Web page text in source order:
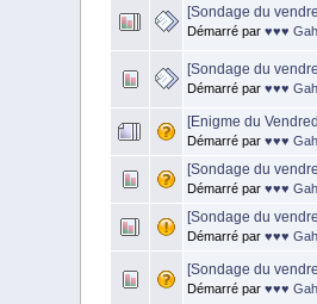
[Sondage du
Démarré par♥♥♥
[Sondage du
Démarré par♥♥♥
[Enigme du
Démarré par♥♥♥
[Sondage du
Démarré par♥♥♥
[Sondage du
Démarré par♥♥♥
[Sondage du
Démarré par♥♥♥